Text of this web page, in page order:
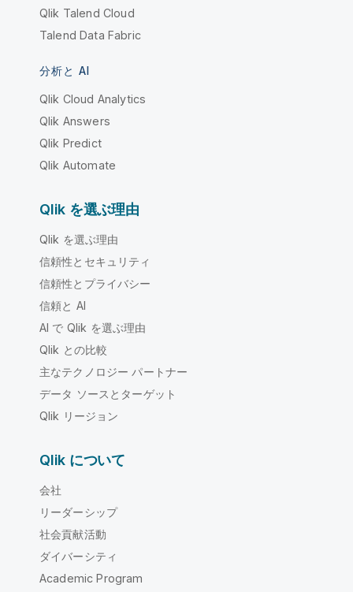
Qlik Talend Cloud
Talend Data Fabric
分析と AI
Qlik Cloud Analytics
Qlik Answers
Qlik Predict
Qlik Automate
Qlik を選ぶ理由
Qlik を選ぶ理由
信頼性とセキュリティ
信頼性とプライバシー
信頼と AI
AI で Qlik を選ぶ理由
Qlik との比較
主なテクノロジー パートナー
データ ソースとターゲット
Qlik リージョン
Qlik について
会社
リーダーシップ
社会貢献活動
ダイバーシティ
Academic Program